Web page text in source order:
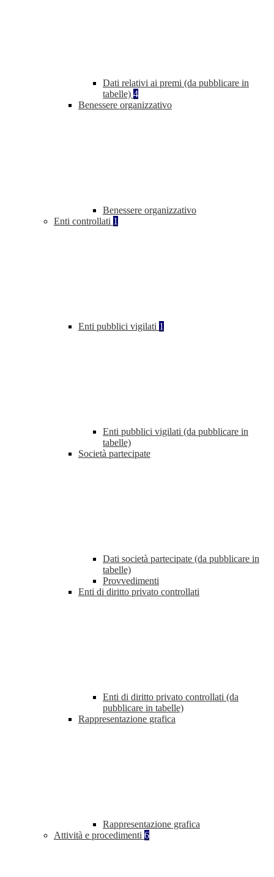
Dati relativi ai premi (da pubblicare in
tabelle) 4
Benessere organizzativo
Benessere organizzativo
Enti controllati 1
Enti pubblici vigilati 1
Enti pubblici vigilati (da pubblicare in
tabelle)
Società partecipate
Dati società partecipate (da pubblicare in
tabelle)
Provvedimenti
Enti di diritto privato controllati
Enti di diritto privato controllati (da
pubblicare in tabelle)
Rappresentazione grafica
Rappresentazione grafica
Attività e procedimenti 6